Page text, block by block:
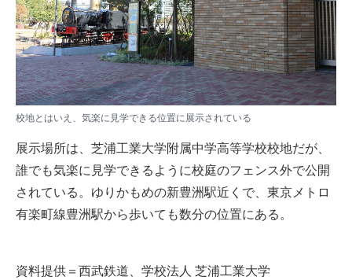
校地とはいえ、気楽に見学できる位置に展示されている
展示場所は、芝浦工業大学附属中学高等学校校地だが、
誰でも気楽に見学できるように校庭のフェンス外で公開
されている。ゆりかもめの新豊洲駅近くで、東京メトロ
有楽町線豊洲駅から歩いても数分の位置にある。
資料提供＝西武鉄道、学校法人 芝浦工業大学